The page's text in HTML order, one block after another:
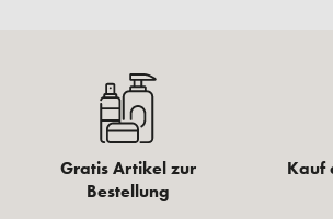
Gratis Artikel zur
Bestellung
Kauf